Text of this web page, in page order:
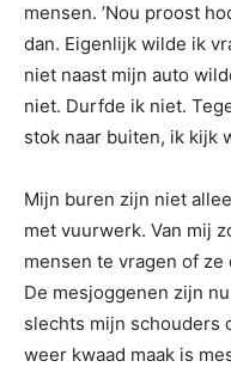
mensen. ’Nou proost
dan. Eigenlijk wilde ik
niet naast mijn auto
niet. Durfde ik niet.
stok naar buiten, ik kijk
Mijn buren zijn niet
met vuurwerk. Van mij
mensen te vragen of
De mesjoggenen zijn
slechts mijn schouders
weer kwaad maak is